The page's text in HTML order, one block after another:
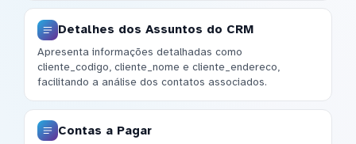
Detalhes dos Assuntos do CRM
Apresenta informações detalhadas como
cliente_codigo, cliente_nome e cliente_endereco,
facilitando a análise dos contatos associados.
Contas a Pagar